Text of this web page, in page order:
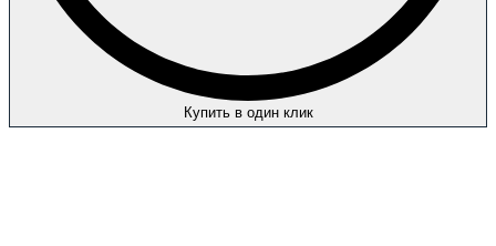
Купить в один клик